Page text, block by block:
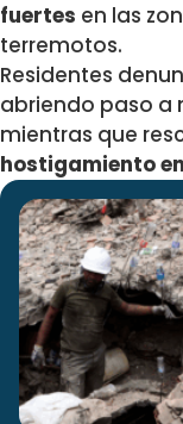
fuertes en las
terremotos.
Residentes
abriendo paso a
mientras que
hostigamiento